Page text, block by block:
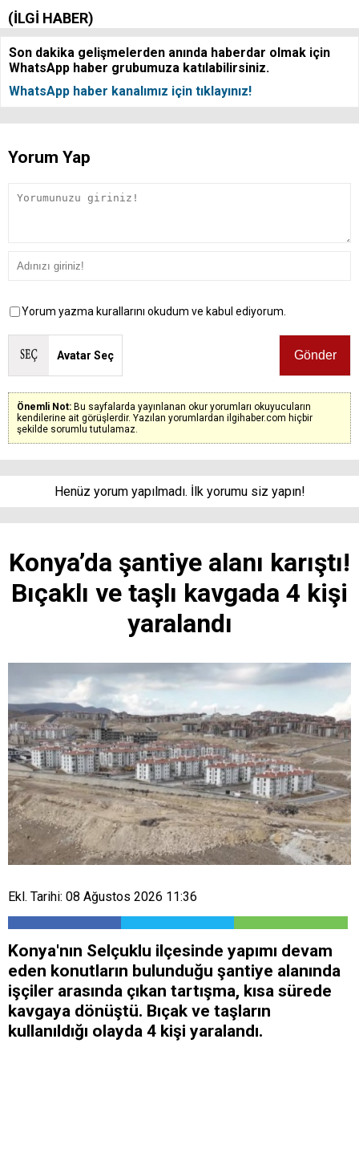
(İLGİ HABER)
Son dakika gelişmelerden anında haberdar olmak için
WhatsApp haber grubumuza katılabilirsiniz.
WhatsApp haber kanalımız için tıklayınız!
Yorum Yap
Yorum yazma kurallarını okudum ve kabul ediyorum.
Avatar Seç
Önemli Not: Bu sayfalarda yayınlanan okur yorumları okuyucuların
kendilerine ait görüşlerdir. Yazılan yorumlardan ilgihaber.com hiçbir
şekilde sorumlu tutulamaz.
Henüz yorum yapılmadı. İlk yorumu siz yapın!
Konya’da şantiye alanı karıştı!
Bıçaklı ve taşlı kavgada 4 kişi
yaralandı
Ekl. Tarihi: 08 Ağustos 2026 11:36
Konya'nın Selçuklu ilçesinde yapımı devam
eden konutların bulunduğu şantiye alanında
işçiler arasında çıkan tartışma, kısa sürede
kavgaya dönüştü. Bıçak ve taşların
kullanıldığı olayda 4 kişi yaralandı.